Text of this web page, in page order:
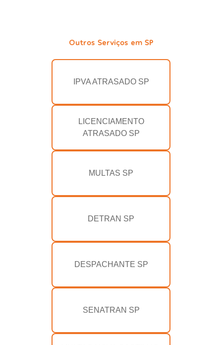
Outros Serviços em SP
IPVA ATRASADO SP
LICENCIAMENTO
ATRASADO SP
MULTAS SP
DETRAN SP
DESPACHANTE SP
SENATRAN SP